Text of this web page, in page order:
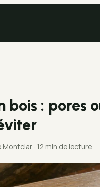
bois : pores
Montclar · 12 min de lecture